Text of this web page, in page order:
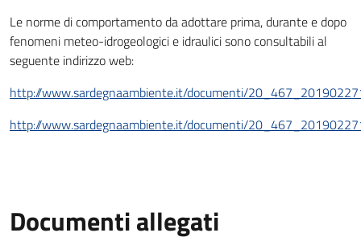
Le norme di comportamento da adottare prima, durante e dopo
fenomeni meteo-idrogeologici e idraulici sono consultabili al
seguente indirizzo web:
http://www.sardegnaambiente.it/documenti/
http://www.sardegnaambiente.it/documenti/
Documenti allegati